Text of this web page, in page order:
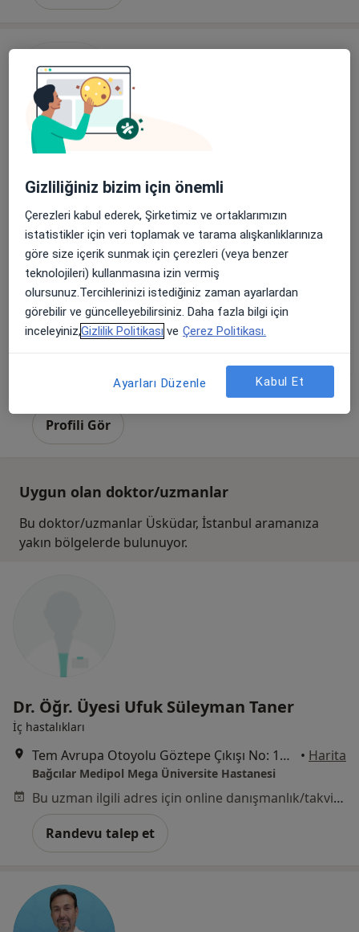
İç hastalıkları, Endokrinoloji ve metabolizma hastalıkları,
Gastroenteroloji·Daha fazla
51 görüş
Acıbadem Mahallesi Şht. Emin Çölen Sokağı No:4, Kadıköy
Medipol Acıbadem Bölge Hastanesi
Profili Gör
Uygun olan doktor/uzmanlar
Bu doktor/uzmanlar Üsküdar, İstanbul aramanıza
yakın bölgelerde bulunuyor.
Dr. Öğr. Üyesi Ufuk Süleyman Taner
İç hastalıkları
Tem Avrupa Otoyolu Göztepe Çıkışı No: 1Bağcılar, İstanbul • Harita
Bağcılar Medipol Mega Üniversite Hastanesi
Bu uzman ilgili adres için online danışmanlık/takvim sunmuyor.
Randevu talep et
Gizliliğiniz bizim için önemli
Çerezleri kabul ederek, Şirketimiz ve ortaklarımızın
istatistikler için veri toplamak ve tarama alışkanlıklarınıza
göre size içerik sunmak için çerezleri (veya benzer
teknolojileri) kullanmasına izin vermiş
olursunuz.Tercihlerinizi istediğiniz zaman ayarlardan
görebilir ve güncelleyebilirsiniz. Daha fazla bilgi için
inceleyiniz,Gizlilik Politikası ve Çerez Politikası.
Ayarları Düzenle Kabul Et